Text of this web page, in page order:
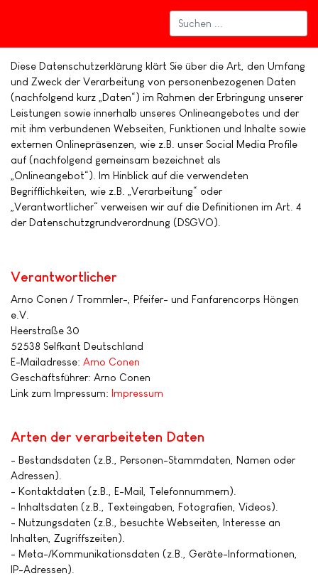
Diese Datenschutzerklärung klärt Sie über die Art, den Umfang
und Zweck der Verarbeitung von personenbezogenen Daten
(nachfolgend kurz „Daten“) im Rahmen der Erbringung unserer
Leistungen sowie innerhalb unseres Onlineangebotes und der
mit ihm verbundenen Webseiten, Funktionen und Inhalte sowie
externen Onlinepräsenzen, wie z.B. unser Social Media Profile
auf (nachfolgend gemeinsam bezeichnet als
„Onlineangebot“). Im Hinblick auf die verwendeten
Begrifflichkeiten, wie z.B. „Verarbeitung“ oder
„Verantwortlicher“ verweisen wir auf die Definitionen im Art. 4
der Datenschutzgrundverordnung (DSGVO).
Verantwortlicher
Arno Conen / Trommler-, Pfeifer- und Fanfarencorps Höngen
e.V.
Heerstraße 30
52538 Selfkant Deutschland
E-Mailadresse: Arno Conen
Geschäftsführer: Arno Conen
Link zum Impressum: Impressum
Arten der verarbeiteten Daten
- Bestandsdaten (z.B., Personen-Stammdaten, Namen oder
Adressen).
- Kontaktdaten (z.B., E-Mail, Telefonnummern).
- Inhaltsdaten (z.B., Texteingaben, Fotografien, Videos).
- Nutzungsdaten (z.B., besuchte Webseiten, Interesse an
Inhalten, Zugriffszeiten).
- Meta-/Kommunikationsdaten (z.B., Geräte-Informationen,
IP-Adressen).